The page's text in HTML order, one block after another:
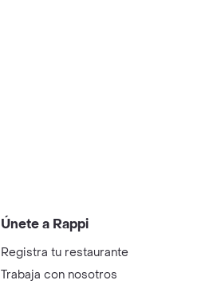
Únete a Rappi
Registra tu restaurante
Trabaja con nosotros